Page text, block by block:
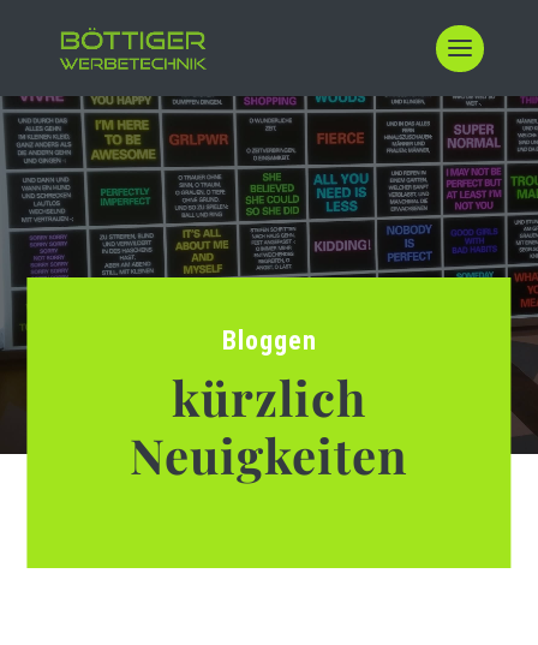
Bloggen
kürzlich
Neuigkeiten